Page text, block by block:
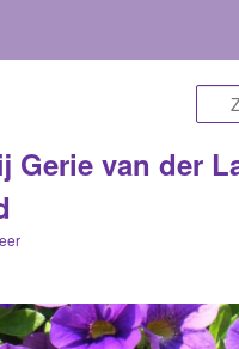
Gerie van der